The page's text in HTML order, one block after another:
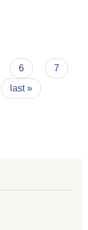
6
7
last »